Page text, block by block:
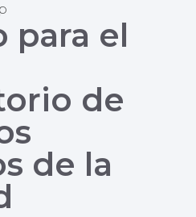
para el
de
de la